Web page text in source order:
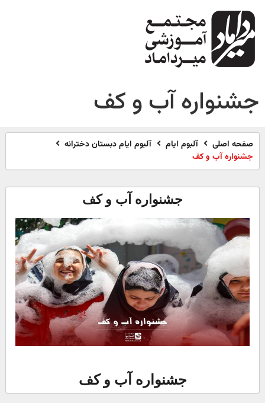
جشنواره آب و کف
صفحه اصلی آلبوم ایام
آلبوم ایام دبستان دخترانه
جشنواره آب و کف
جشنواره آب و کف
جشنواره آب و کف